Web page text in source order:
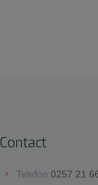
Contact
Telefon:0257 21